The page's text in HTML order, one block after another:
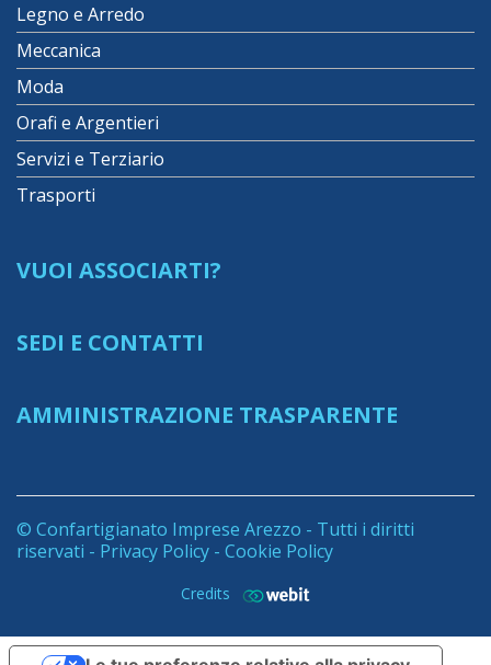
Legno e Arredo
Meccanica
Moda
Orafi e Argentieri
Servizi e Terziario
Trasporti
VUOI ASSOCIARTI?
SEDI E CONTATTI
AMMINISTRAZIONE TRASPARENTE
© Confartigianato Imprese Arezzo - Tutti i diritti
riservati - Privacy Policy - Cookie Policy
Credits